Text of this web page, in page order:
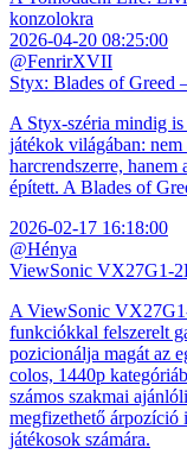
konzolokra
2026-04-20 08:25:00
@FenrirXVII
Styx: Blades of Greed
A Styx-széria mindig
játékok világában:
harcrendszerre, hanem
épített. A Blades of
2026-02-17 16:18:00
@Hénya
ViewSonic VX27G1-
A ViewSonic
funkciókkal felszerelt
pozicionálja magát az
colos, 1440p
számos szakmai
megfizethető
játékosok számára.